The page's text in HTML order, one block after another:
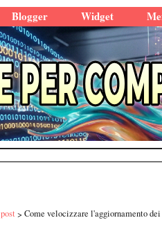
Blogger Widget
post Come velocizzare l'aggiornamento